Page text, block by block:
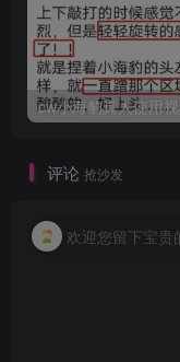
评论 抢沙发
欢迎您留下宝贵